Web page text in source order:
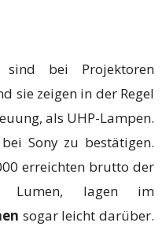
sind bei Projektoren
sie zeigen in der Regel
als UHP-Lampen.
Sony zu bestätigen.
erreichten brutto der
Lumen, lagen im
sogar leicht darüber.